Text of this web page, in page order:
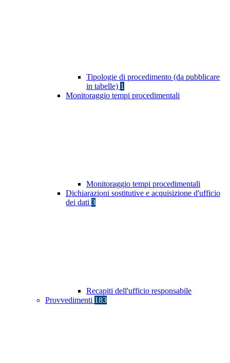
Tipologie di procedimento (da pubblicare
in tabelle) 1
Monitoraggio tempi procedimentali
Monitoraggio tempi procedimentali
Dichiarazioni sostitutive e acquisizione d'ufficio
dei dati 3
Recapiti dell'ufficio responsabile
Provvedimenti 183